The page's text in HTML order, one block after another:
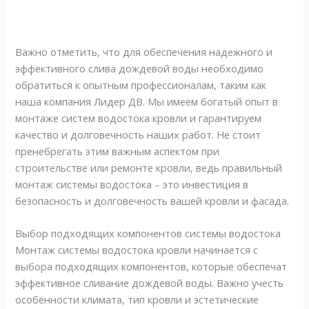
Важно отметить, что для обеспечения надежного и
эффективного слива дождевой воды необходимо
обратиться к опытным профессионалам, таким как
наша компания Лидер ДВ. Мы имеем богатый опыт в
монтаже систем водостока кровли и гарантируем
качество и долговечность наших работ. Не стоит
пренебрегать этим важным аспектом при
строительстве или ремонте кровли, ведь правильный
монтаж системы водостока – это инвестиция в
безопасность и долговечность вашей кровли и фасада.
Выбор подходящих компонентов системы водостока
Монтаж системы водостока кровли начинается с
выбора подходящих компонентов, которые обеспечат
эффективное сливание дождевой воды. Важно учесть
особенности климата, тип кровли и эстетические